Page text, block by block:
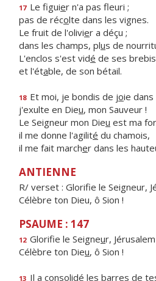
17 Le figuier n'a pas fleuri ;
pas de récolte dans les vignes.
Le fruit de l'olivier a déçu ;
dans les champs, plus de
L'enclos s'est vidé de ses
et l'étable, de son bétail.
18 Et moi, je bondis de joie dans
j'exulte en Dieu, mon Sauveur !
Le Seigneur mon Dieu est ma
il me donne l'agilité du chamois,
il me fait marcher dans les
ANTIENNE
R/ verset : Glorifie le Seigneur,
Célèbre ton Dieu, ô Sion !
PSAUME : 147
12 Glorifie le Seigneur,
Célèbre ton Dieu, ô Sion !
13 Il a consolidé les barres de